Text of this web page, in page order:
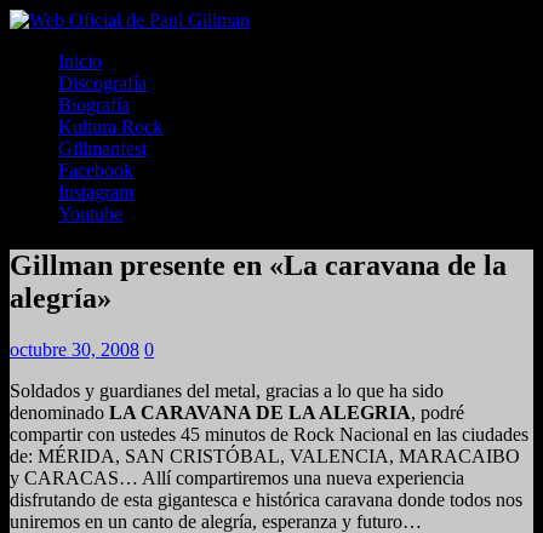
Inicio
Discografía
Biografía
Kultura Rock
Gillmanfest
Facebook
Instagram
Youtube
Gillman presente en «La caravana de la
alegría»
octubre 30, 2008 0
Soldados y guardianes del metal, gracias a lo que ha sido
denominado LA CARAVANA DE LA ALEGRIA, podré
compartir con ustedes 45 minutos de Rock Nacional en las ciudades
de: MÉRIDA, SAN CRISTÓBAL, VALENCIA, MARACAIBO
y CARACAS… Allí compartiremos una nueva experiencia
disfrutando de esta gigantesca e histórica caravana donde todos nos
uniremos en un canto de alegría, esperanza y futuro…